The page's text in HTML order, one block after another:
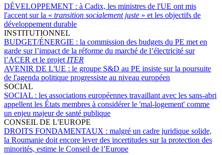
DÉVELOPPEMENT : à Cadix, les ministres de l'UE ont mis
l'accent sur la « transition socialement juste » et les objectifs de
développement durable
INSTITUTIONNEL
BUDGET/ÉNERGIE : la commission des budgets du PE met en
garde sur l’impact de la réforme du marché de l’électricité sur
l’ACER et le projet ITER
AVENIR DE L'UE : le groupe S&D au PE insiste sur la poursuite
de l'agenda politique progressiste au niveau européen
SOCIAL
SOCIAL : les associations européennes travaillant avec les sans-abri
appellent les États membres à considérer le 'mal-logement' comme
un enjeu majeur de santé publique
CONSEIL DE L'EUROPE
DROITS FONDAMENTAUX : malgré un cadre juridique solide,
la Roumanie doit encore lever des incertitudes sur la protection des
minorités, estime le Conseil de l’Europe